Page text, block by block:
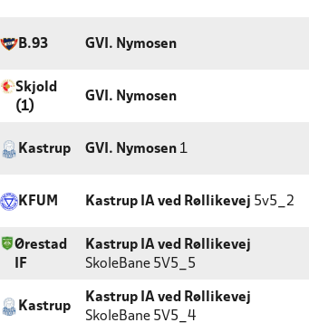
B.93 GVI. Nymosen
Skjold
(1)
GVI. Nymosen
Kastrup GVI. Nymosen 1
KFUM Kastrup IA ved Røllikevej 5v5_2
Ørestad
IF
Kastrup IA ved Røllikevej
SkoleBane 5V5_5
Kastrup
Kastrup IA ved Røllikevej
SkoleBane 5V5_4